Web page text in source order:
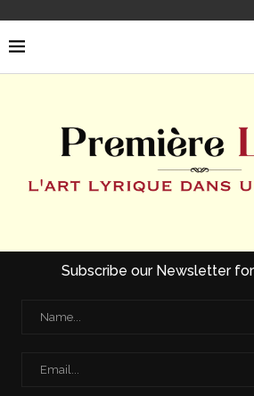
Subscribe our Newsletter